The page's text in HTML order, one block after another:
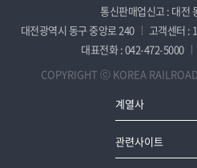
통신판매업신고 : 대전
대전광역시 동구 중앙로 240
고객센터 :
대표전화 : 042-472-5000
COPYRIGHT ⓒ KOREA
계열사
관련사이트